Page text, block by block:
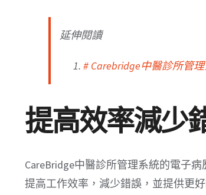
延伸閱讀
# Carebridge中醫診所管
提高效率減少
CareBridge中醫診所管理系統的電子
提高工作效率，減少錯誤，並提供更